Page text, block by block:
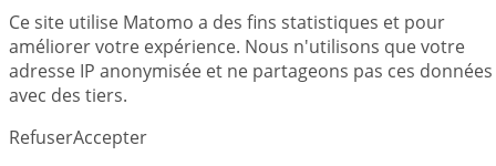
Ce site utilise Matomo a des fins statistiques et pour
améliorer votre expérience. Nous n'utilisons que votre
adresse IP anonymisée et ne partageons pas ces données
avec des tiers.
RefuserAccepter